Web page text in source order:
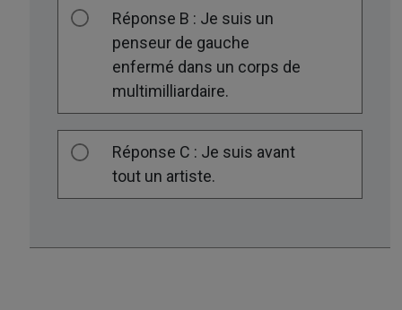
Réponse B : Je suis un
penseur de gauche
enfermé dans un corps de
multimilliardaire.
Réponse C : Je suis avant
tout un artiste.